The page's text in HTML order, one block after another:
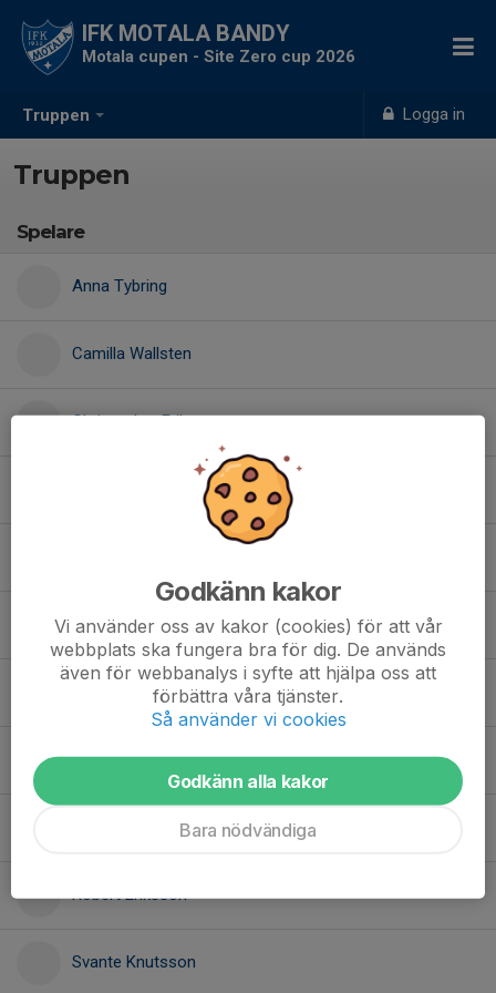
Truppen Logga in
IFK MOTALA BANDY
Motala cupen - Site Zero cup 2026
Truppen
Spelare
Anna Tybring
Camilla Wallsten
Christopher Friberg
Jonas Rydberg
Karin Friman
Martin Korinth
Patrik Båtelsson
Robert Eriksson
Svante Knutsson
Godkänn kakor
Vi använder oss av kakor (cookies) för att vår
webbplats ska fungera bra för dig. De används
även för webbanalys i syfte att hjälpa oss att
förbättra våra tjänster.
Så använder vi cookies
Godkänn alla kakor
Bara nödvändiga